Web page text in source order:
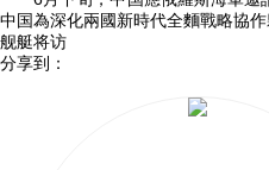
中国為深化兩國新時代全麵戰略協
舰艇将访
分享到：